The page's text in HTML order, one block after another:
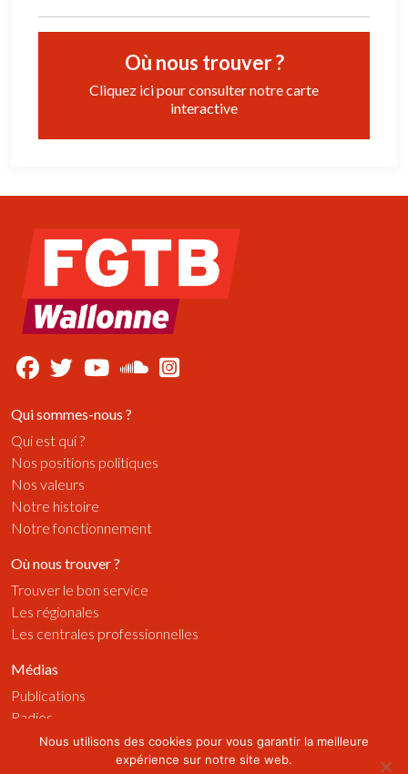
Où nous trouver ?
Cliquez ici pour consulter notre carte
interactive
Qui sommes-nous ?
Qui est qui ?
Nos positions politiques
Nos valeurs
Notre histoire
Notre fonctionnement
Où nous trouver ?
Trouver le bon service
Les régionales
Les centrales professionnelles
Médias
Publications
Radios
VidéosNous utilisons des cookies pour vous garantir la meilleure
expérience sur notre site web.